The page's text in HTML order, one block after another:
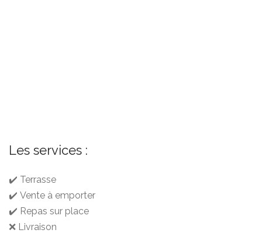
Les services :
✔️ Terrasse
✔️ Vente à emporter
✔️ Repas sur place
❌ Livraison